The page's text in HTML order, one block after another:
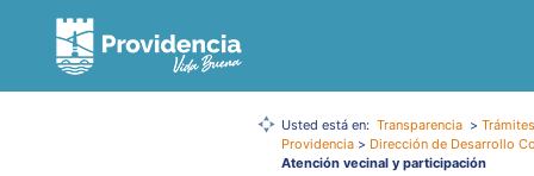
Usted está en: Transparencia >
Providencia > Dirección de Desarrollo
Atención vecinal y participación